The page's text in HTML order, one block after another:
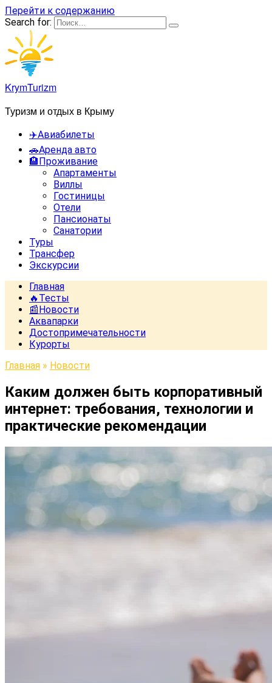
Перейти к содержанию
Search for:
KrymTurizm
Туризм и отдых в Крыму
✈️Авиабилеты
🚗Аренда авто
🏨Проживание
Апартаменты
Виллы
Гостиницы
Отели
Пансионаты
Санатории
Туры
Трансфер
Экскурсии
Главная
🔥Тесты
📰Новости
Аквапарки
Достопримечательности
Курорты
Главная » Новости
Каким должен быть корпоративный
интернет: требования, технологии и
практические рекомендации